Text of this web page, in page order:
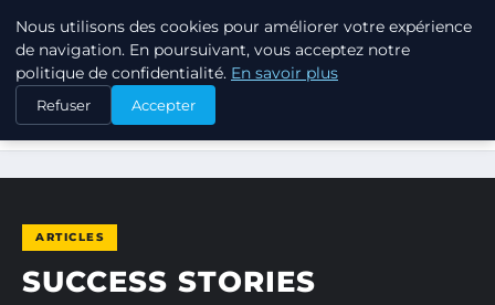
TUEZ-LES TOUS
ACCUEIL SUCCESS STORIES
ARTICLES
SUCCESS STORIES
Nous utilisons des cookies pour améliorer votre expérience
de navigation. En poursuivant, vous acceptez notre
politique de confidentialité. En savoir plus
Refuser Accepter